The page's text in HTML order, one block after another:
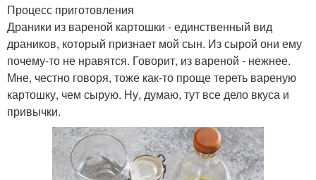
Процесс приготовления
Драники из вареной картошки - единственный вид
драников, который признает мой сын. Из сырой они ему
почему-то не нравятся. Говорит, из вареной - нежнее.
Мне, честно говоря, тоже как-то проще тереть вареную
картошку, чем сырую. Ну, думаю, тут все дело вкуса и
привычки.